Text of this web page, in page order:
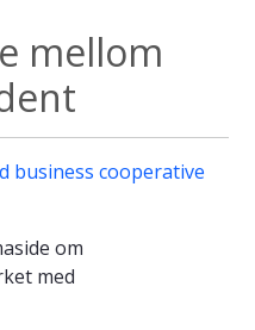
mellom
business cooperative
om
med